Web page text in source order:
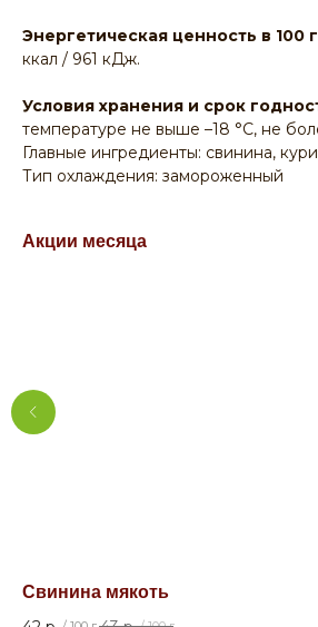
Энергетическая ценность в 100
ккал / 961 кДж.
Условия хранения и срок
температуре не выше –18 °С, не
Главные ингредиенты: свинина,
Тип охлаждения: замороженный
Акции месяца
Свинина мякоть